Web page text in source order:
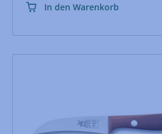
In den Warenkorb